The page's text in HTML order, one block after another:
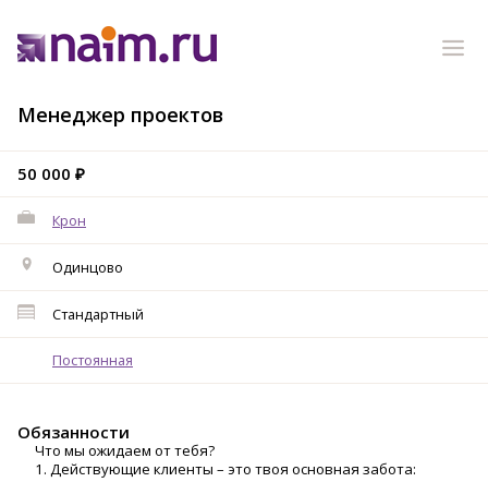
Менеджер проектов
50 000 ₽
Крон
Одинцово
Стандартный
Постоянная
Обязанности
Что мы ожидаем от тебя?
1. Действующие клиенты – это твоя основная забота: